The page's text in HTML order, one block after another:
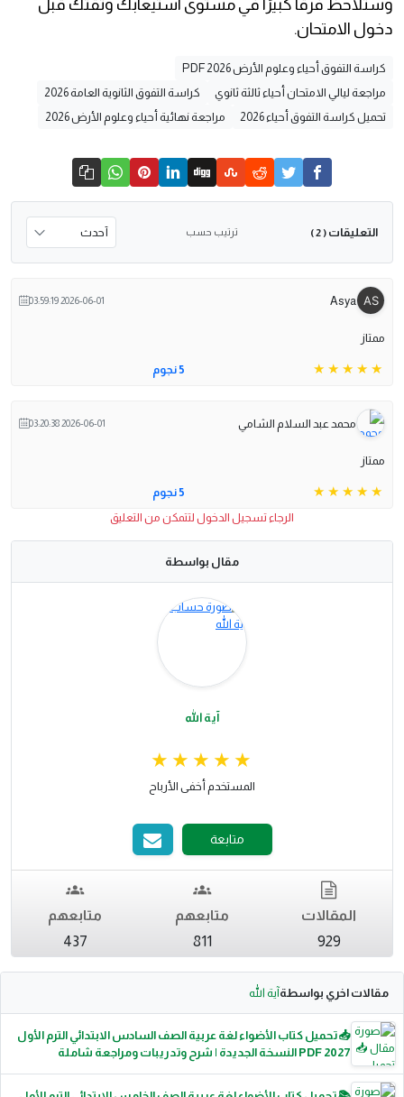
وستلاحظ فرقًا كبيرًا في مستوى استيعابك وثقتك قبل
دخول الامتحان.
كراسة التفوق أحياء وعلوم الأرض 2026 PDF
مراجعة ليالي الامتحان أحياء ثالثة ثانوي
كراسة التفوق الثانوية العامة 2026
تحميل كراسة التفوق أحياء 2026
مراجعة نهائية أحياء وعلوم الأرض 2026
التعليقات ( 2 ) ترتيب حسب
Asya
2026-06-01 03:59:19
ممتاز
5 نجوم
محمد عبد السلام الشامي 2026-06-01 03:20:38
ممتاز
5 نجوم
الرجاء تسجيل الدخول لتتمكن من التعليق
مقال بواسطة
آية الله
المستخدم أخفى الأرباح
متابعة
المقالات
929
متابعهم
811
متابعهم
437
مقالات اخري بواسطةآية الله
📥 تحميل كتاب الأضواء لغة عربية الصف السادس الابتدائي الترم الأول
2027 PDF النسخة الجديدة | شرح وتدريبات ومراجعة شاملة